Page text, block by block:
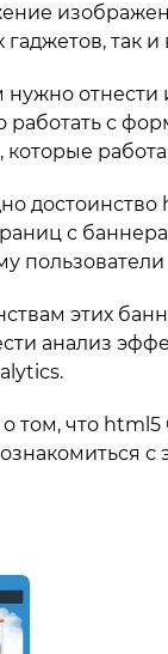
так
с
которые
с
этих
анализ
о том, что